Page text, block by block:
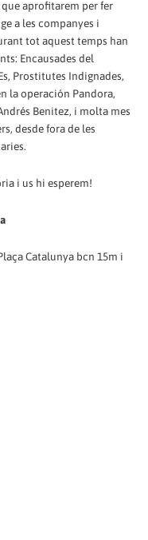
aprofitarem per fer
a les companyes i
tot aquest temps han
Encausades del
Prostitutes Indignades,
la operación Pandora,
Benitez, i molta mes
desde fora de les
i us hi esperem!
Catalunya bcn 15m i